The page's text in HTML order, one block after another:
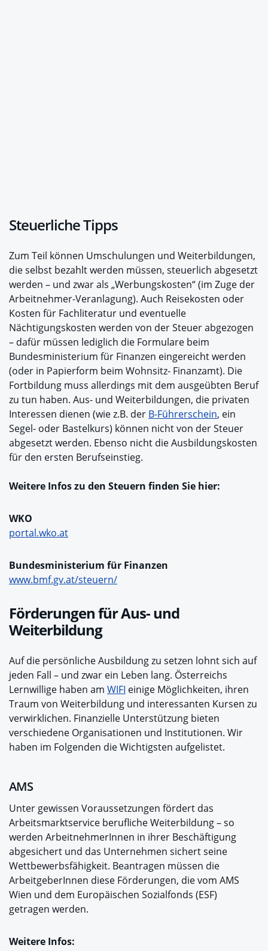
Steuerliche Tipps
Zum Teil können Umschulungen und Weiterbildungen,
die selbst bezahlt werden müssen, steuerlich abgesetzt
werden – und zwar als „Werbungskosten“ (im Zuge der
Arbeitnehmer-Veranlagung). Auch Reisekosten oder
Kosten für Fachliteratur und eventuelle
Nächtigungskosten werden von der Steuer abgezogen
– dafür müssen lediglich die Formulare beim
Bundesministerium für Finanzen eingereicht werden
(oder in Papierform beim Wohnsitz- Finanzamt). Die
Fortbildung muss allerdings mit dem ausgeübten Beruf
zu tun haben. Aus- und Weiterbildungen, die privaten
Interessen dienen (wie z.B. der B-Führerschein, ein
Segel- oder Bastelkurs) können nicht von der Steuer
abgesetzt werden. Ebenso nicht die Ausbildungskosten
für den ersten Berufseinstieg.
Weitere Infos zu den Steuern finden Sie hier:
WKO
portal.wko.at
Bundesministerium für Finanzen
www.bmf.gv.at/steuern/
Förderungen für Aus- und
Weiterbildung
Auf die persönliche Ausbildung zu setzen lohnt sich auf
jeden Fall – und zwar ein Leben lang. Österreichs
Lernwillige haben am WIFI einige Möglichkeiten, ihren
Traum von Weiterbildung und interessanten Kursen zu
verwirklichen. Finanzielle Unterstützung bieten
verschiedene Organisationen und Institutionen. Wir
haben im Folgenden die Wichtigsten aufgelistet.
AMS
Unter gewissen Voraussetzungen fördert das
Arbeitsmarktservice berufliche Weiterbildung – so
werden ArbeitnehmerInnen in ihrer Beschäftigung
abgesichert und das Unternehmen sichert seine
Wettbewerbsfähigkeit. Beantragen müssen die
ArbeitgeberInnen diese Förderungen, die vom AMS
Wien und dem Europäischen Sozialfonds (ESF)
getragen werden.
Weitere Infos: